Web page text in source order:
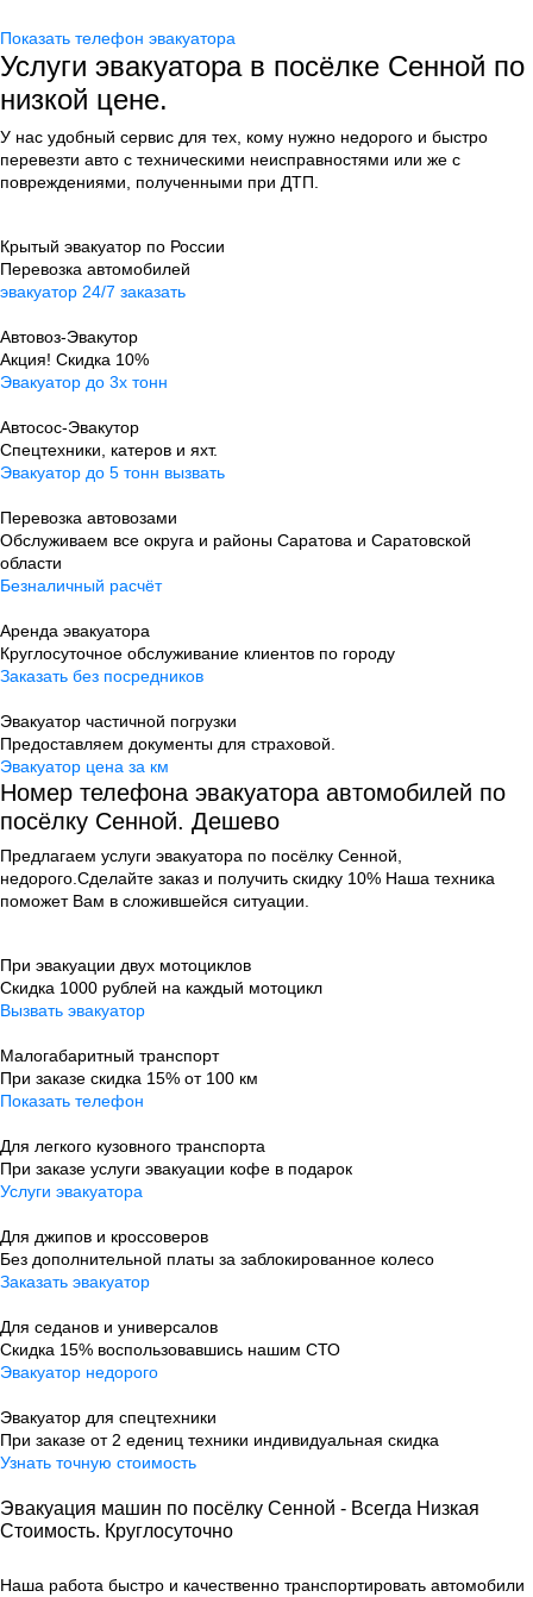
Показать телефон эвакуатора
Услуги эвакуатора в посёлке Сенной по
низкой цене.
У нас удобный сервис для тех, кому нужно недорого и быстро
перевезти авто с техническими неисправностями или же с
повреждениями, полученными при ДТП.
Крытый эвакуатор по России
Перевозка автомобилей
эвакуатор 24/7 заказать
Автовоз-Эвакутор
Акция! Скидка 10%
Эвакуатор до 3х тонн
Автосос-Эвакутор
Cпецтехники, катеров и яхт.
Эвакуатор до 5 тонн вызвать
Перевозка автовозами
Обслуживаем все округа и районы Саратова и Саратовской
области
Безналичный расчёт
Аренда эвакуатора
Круглосуточное обслуживание клиентов по городу
Заказать без посредников
Эвакуатор частичной погрузки
Предоставляем документы для страховой.
Эвакуатор цена за км
Номер телефона эвакуатора автомобилей по
посёлку Сенной. Дешево
Предлагаем услуги эвакуатора по посёлку Сенной,
недорого. Сделайте заказ и получить скидку 10% Наша техника
поможет Вам в сложившейся ситуации.
При эвакуации двух мотоциклов
Скидка 1000 рублей на каждый мотоцикл
Вызвать эвакуатор
Малогабаритный транспорт
При заказе скидка 15% от 100 км
Показать телефон
Для легкого кузовного транспорта
При заказе услуги эвакуации кофе в подарок
Услуги эвакуатора
Для джипов и кроссоверов
Без дополнительной платы за заблокированное колесо
Заказать эвакуатор
Для седанов и универсалов
Скидка 15% воспользовавшись нашим СТО
Эвакуатор недорого
Эвакуатор для спецтехники
При заказе от 2 едениц техники индивидуальная скидка
Узнать точную стоимость
Эвакуация машин по посёлку Сенной - Всегда Низкая
Стоимость. Круглосуточно
Наша работа быстро и качественно транспортировать автомобили